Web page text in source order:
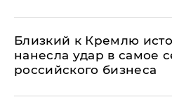
Близкий к Кремлю
нанесла удар в самое
российского бизнеса